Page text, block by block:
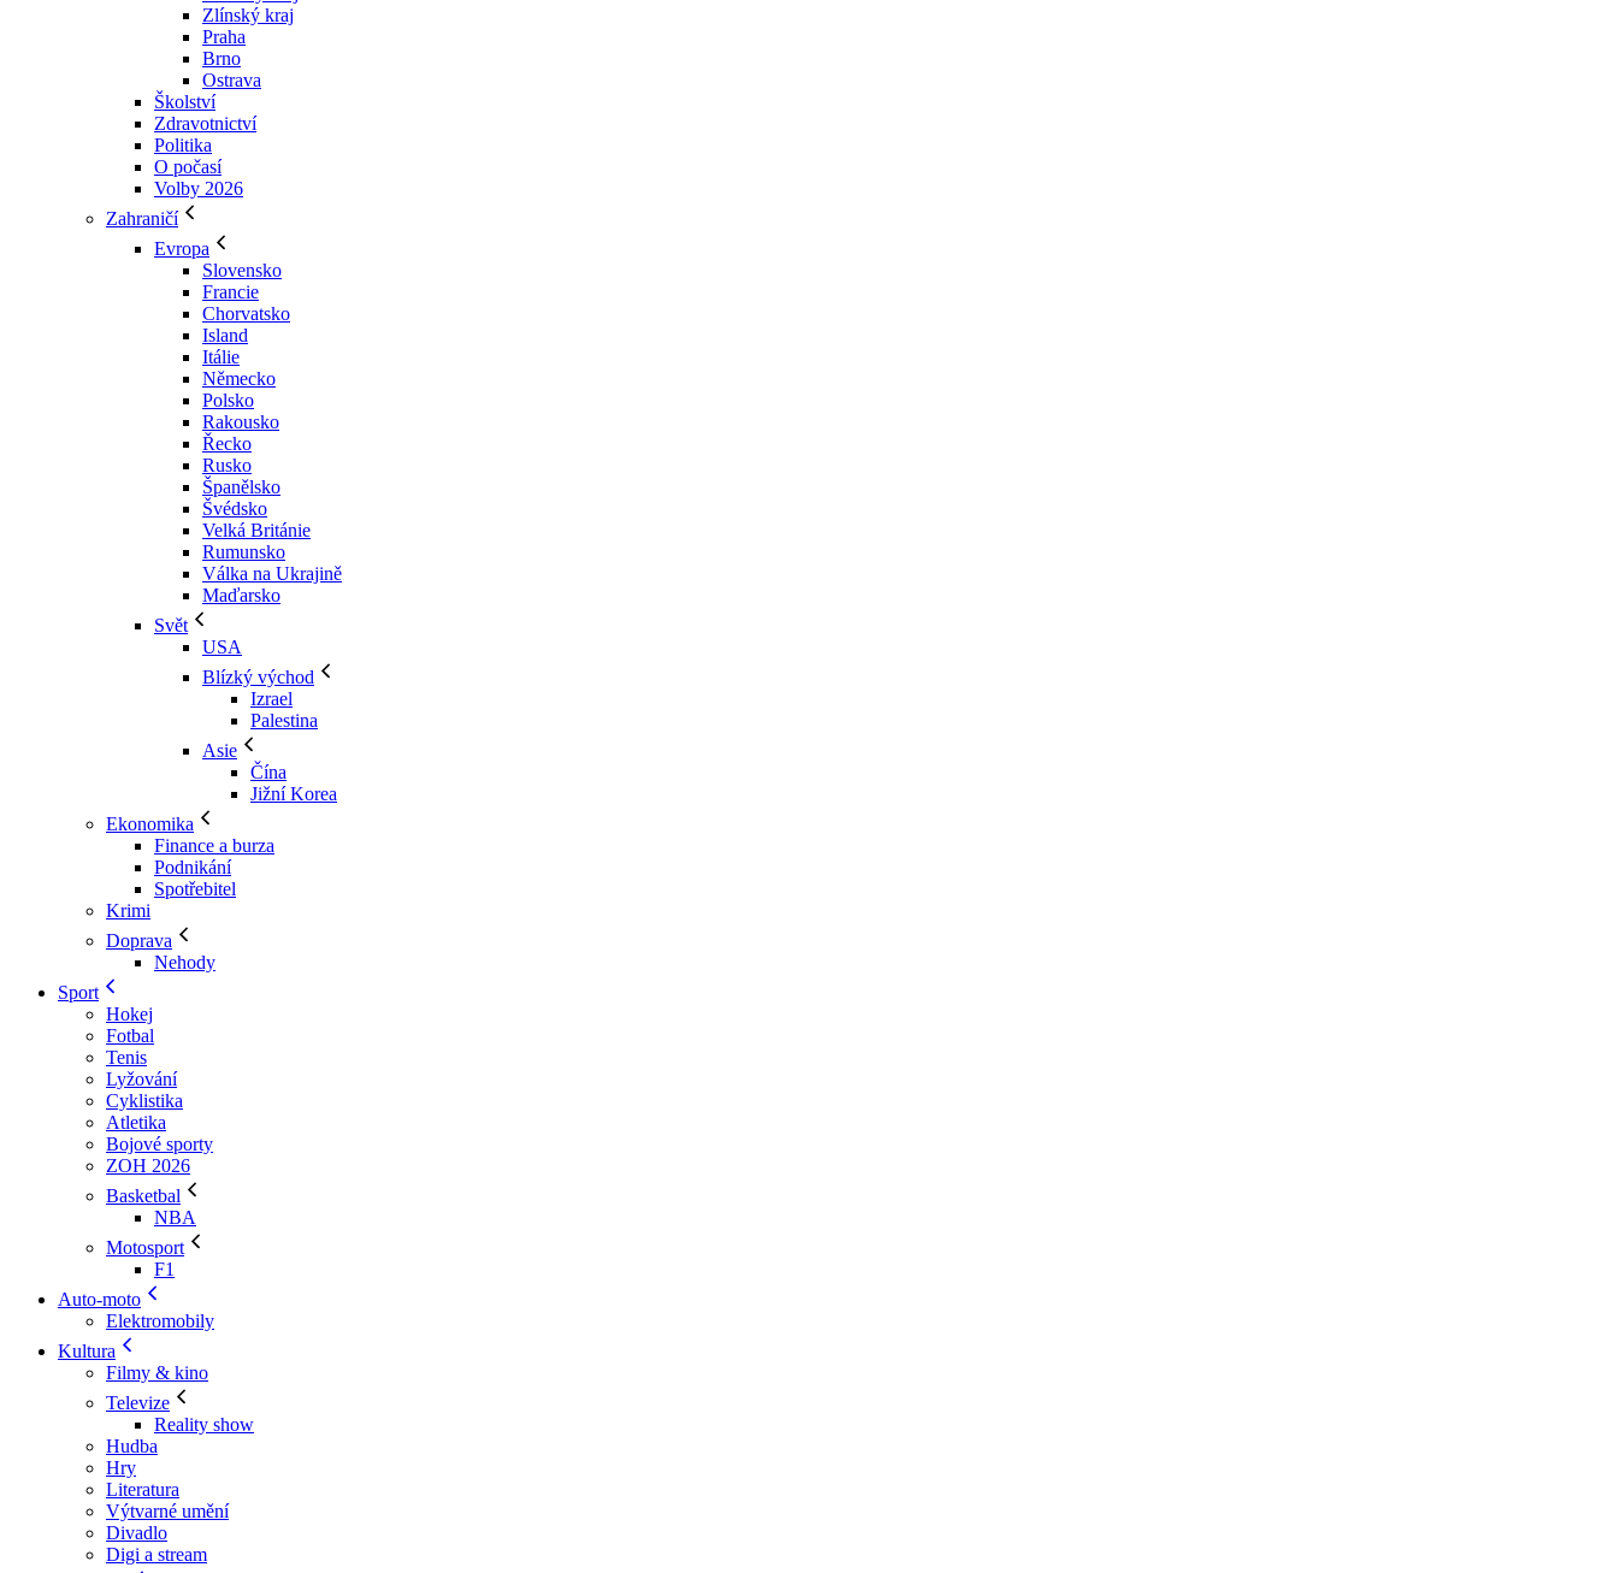
Zlínský kraj
Praha
Brno
Ostrava
Školství
Zdravotnictví
Politika
O počasí
Volby 2026
Zahraničí
Evropa
Slovensko
Francie
Chorvatsko
Island
Itálie
Německo
Polsko
Rakousko
Řecko
Rusko
Španělsko
Švédsko
Velká Británie
Rumunsko
Válka na Ukrajině
Maďarsko
Svět
USA
Blízký východ
Izrael
Palestina
Asie
Čína
Jižní Korea
Ekonomika
Finance a burza
Podnikání
Spotřebitel
Krimi
Doprava
Nehody
Sport
Hokej
Fotbal
Tenis
Lyžování
Cyklistika
Atletika
Bojové sporty
ZOH 2026
Basketbal
NBA
Motosport
F1
Auto-moto
Elektromobily
Kultura
Filmy & kino
Televize
Reality show
Hudba
Hry
Literatura
Výtvarné umění
Divadlo
Digi a stream